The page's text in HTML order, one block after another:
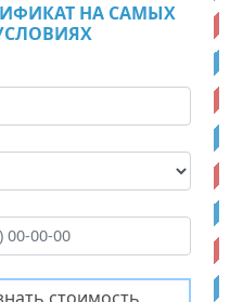
НА САМЫХ